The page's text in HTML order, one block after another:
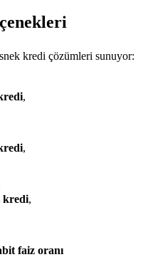
kredi çözümleri sunuyor:
,
,
kredi,
faiz oranı